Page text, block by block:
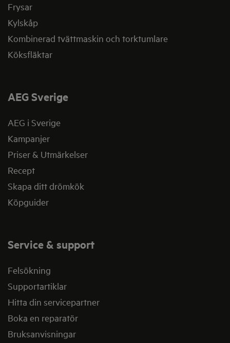
Frysar
Kylskåp
Kombinerad tvättmaskin och torktumlare
Köksfläktar
AEG Sverige
AEG i Sverige
Kampanjer
Priser & Utmärkelser
Recept
Skapa ditt drömkök
Köpguider
Service & support
Felsökning
Supportartiklar
Hitta din servicepartner
Boka en reparatör
Bruksanvisningar